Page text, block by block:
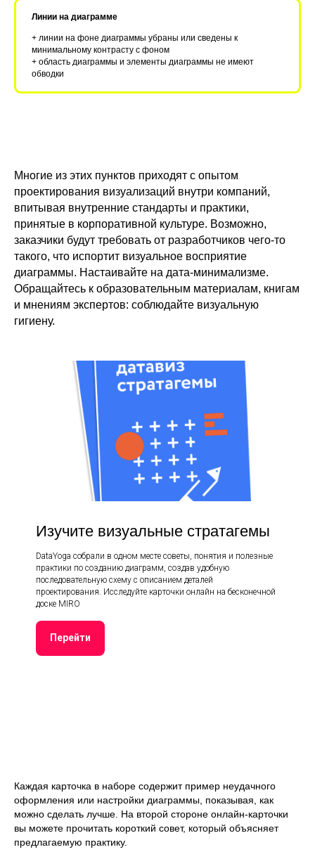
Линии на диаграмме
+ линии на фоне диаграммы убраны или сведены к
минимальному контрасту с фоном
+ область диаграммы и элементы диаграммы не имеют
обводки
Многие из этих пунктов приходят с опытом
проектирования визуализаций внутри компаний,
впитывая внутренние стандарты и практики,
принятые в корпоративной культуре. Возможно,
заказчики будут требовать от разработчиков чего-то
такого, что испортит визуальное восприятие
диаграммы. Настаивайте на дата-минимализме.
Обращайтесь к образовательным материалам, книгам
и мнениям экспертов: соблюдайте визуальную
гигиену.
Изучите визуальные стратагемы
DataYoga собрали в одном месте советы, понятия и полезные
практики по созданию диаграмм, создав удобную
последовательную схему с описанием деталей
проектирования. Исследуйте карточки онлайн на бесконечной
доске MIRO
Перейти
Каждая карточка в наборе содержит пример неудачного
оформления или настройки диаграммы, показывая, как
можно сделать лучше. На второй стороне онлайн-карточки
вы можете прочитать короткий совет, который объясняет
предлагаемую практику.